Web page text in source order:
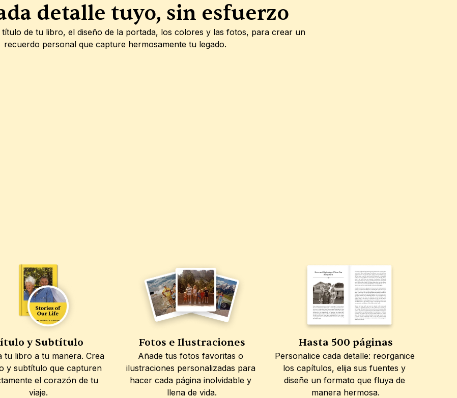
detalle tuyo, sin esfuerzo
título de tu libro, el diseño de la portada, los colores y las fotos, para crear un
recuerdo personal que capture hermosamente tu legado.
y Subtítulo
tu libro a tu manera. Crea
y subtítulo que capturen
el corazón de tu
viaje.
Fotos e Ilustraciones
Añade tus fotos favoritas o
ilustraciones personalizadas para
hacer cada página inolvidable y
llena de vida.
Hasta 500 páginas
Personalice cada detalle: reorganice
los capítulos, elija sus fuentes y
diseñe un formato que fluya de
manera hermosa.